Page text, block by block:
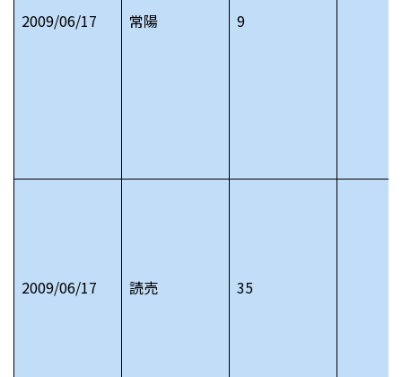
2009/06/17 常陽 9
2009/06/17 読売 35